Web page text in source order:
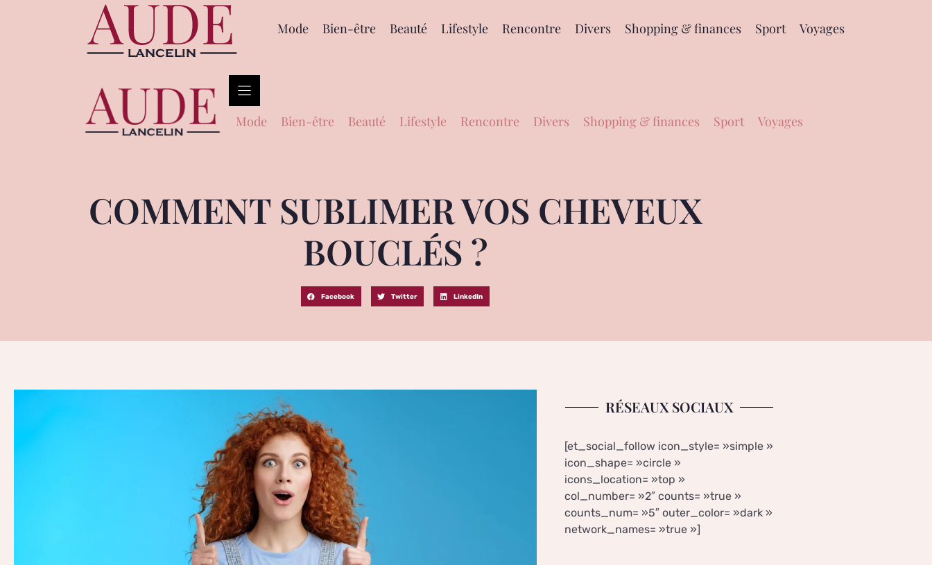
Mode Bien-être Beauté Lifestyle Rencontre Divers Shopping & finances Sport Voyages
Mode Bien-être Beauté Lifestyle Rencontre Divers Shopping & finances Sport Voyages
COMMENT SUBLIMER VOS CHEVEUX
BOUCLÉS ?
Facebook Twitter LinkedIn
RÉSEAUX SOCIAUX
[et_social_follow icon_style= »simple »
icon_shape= »circle »
icons_location= »top »
col_number= »2″ counts= »true »
counts_num= »5″ outer_color= »dark »
network_names= »true »]